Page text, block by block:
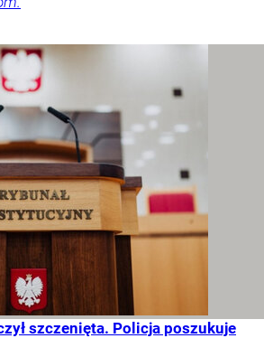
szczenięta. Policja poszukuje